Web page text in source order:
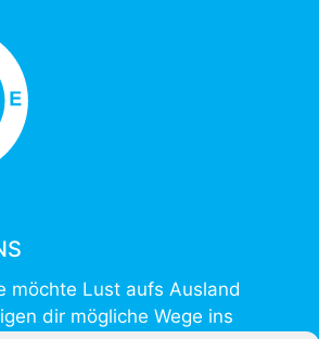
möchte Lust aufs Ausland
dir mögliche Wege ins